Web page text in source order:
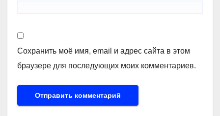
Сохранить моё имя, email и адрес сайта в этом
браузере для последующих моих комментариев.